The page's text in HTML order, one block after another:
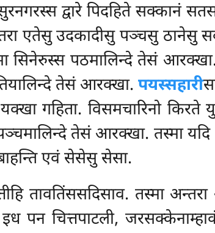
द्वारे पिदहिते सक्कानं
एतेसु उदकादीसु पञ्चसु
सिनेरुस्स पठमालिन्दे तेसं
तेसं आरक्खा.पयस्सहारी
गहिता. विसमचारिनो
पञ्चमालिन्दे तेसं आरक्खा. तस्मा
एवं सेसेसु सेसा.
तावतिंससदिसाव. तस्मा अन्तरा
पन चित्तपाटली,